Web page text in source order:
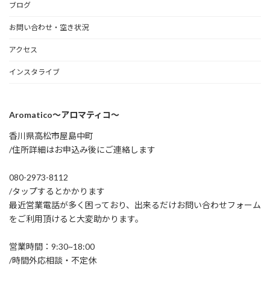
ブログ
お問い合わせ・空き状況
アクセス
インスタライブ
Aromatico～アロマティコ～
香川県高松市屋島中町
/住所詳細はお申込み後にご連絡します
080-2973-8112
/タップするとかかります
最近営業電話が多く困っており、出来るだけお問い合わせフォーム
をご利用頂けると大変助かります。
営業時間：9:30~18:00
/時間外応相談・不定休